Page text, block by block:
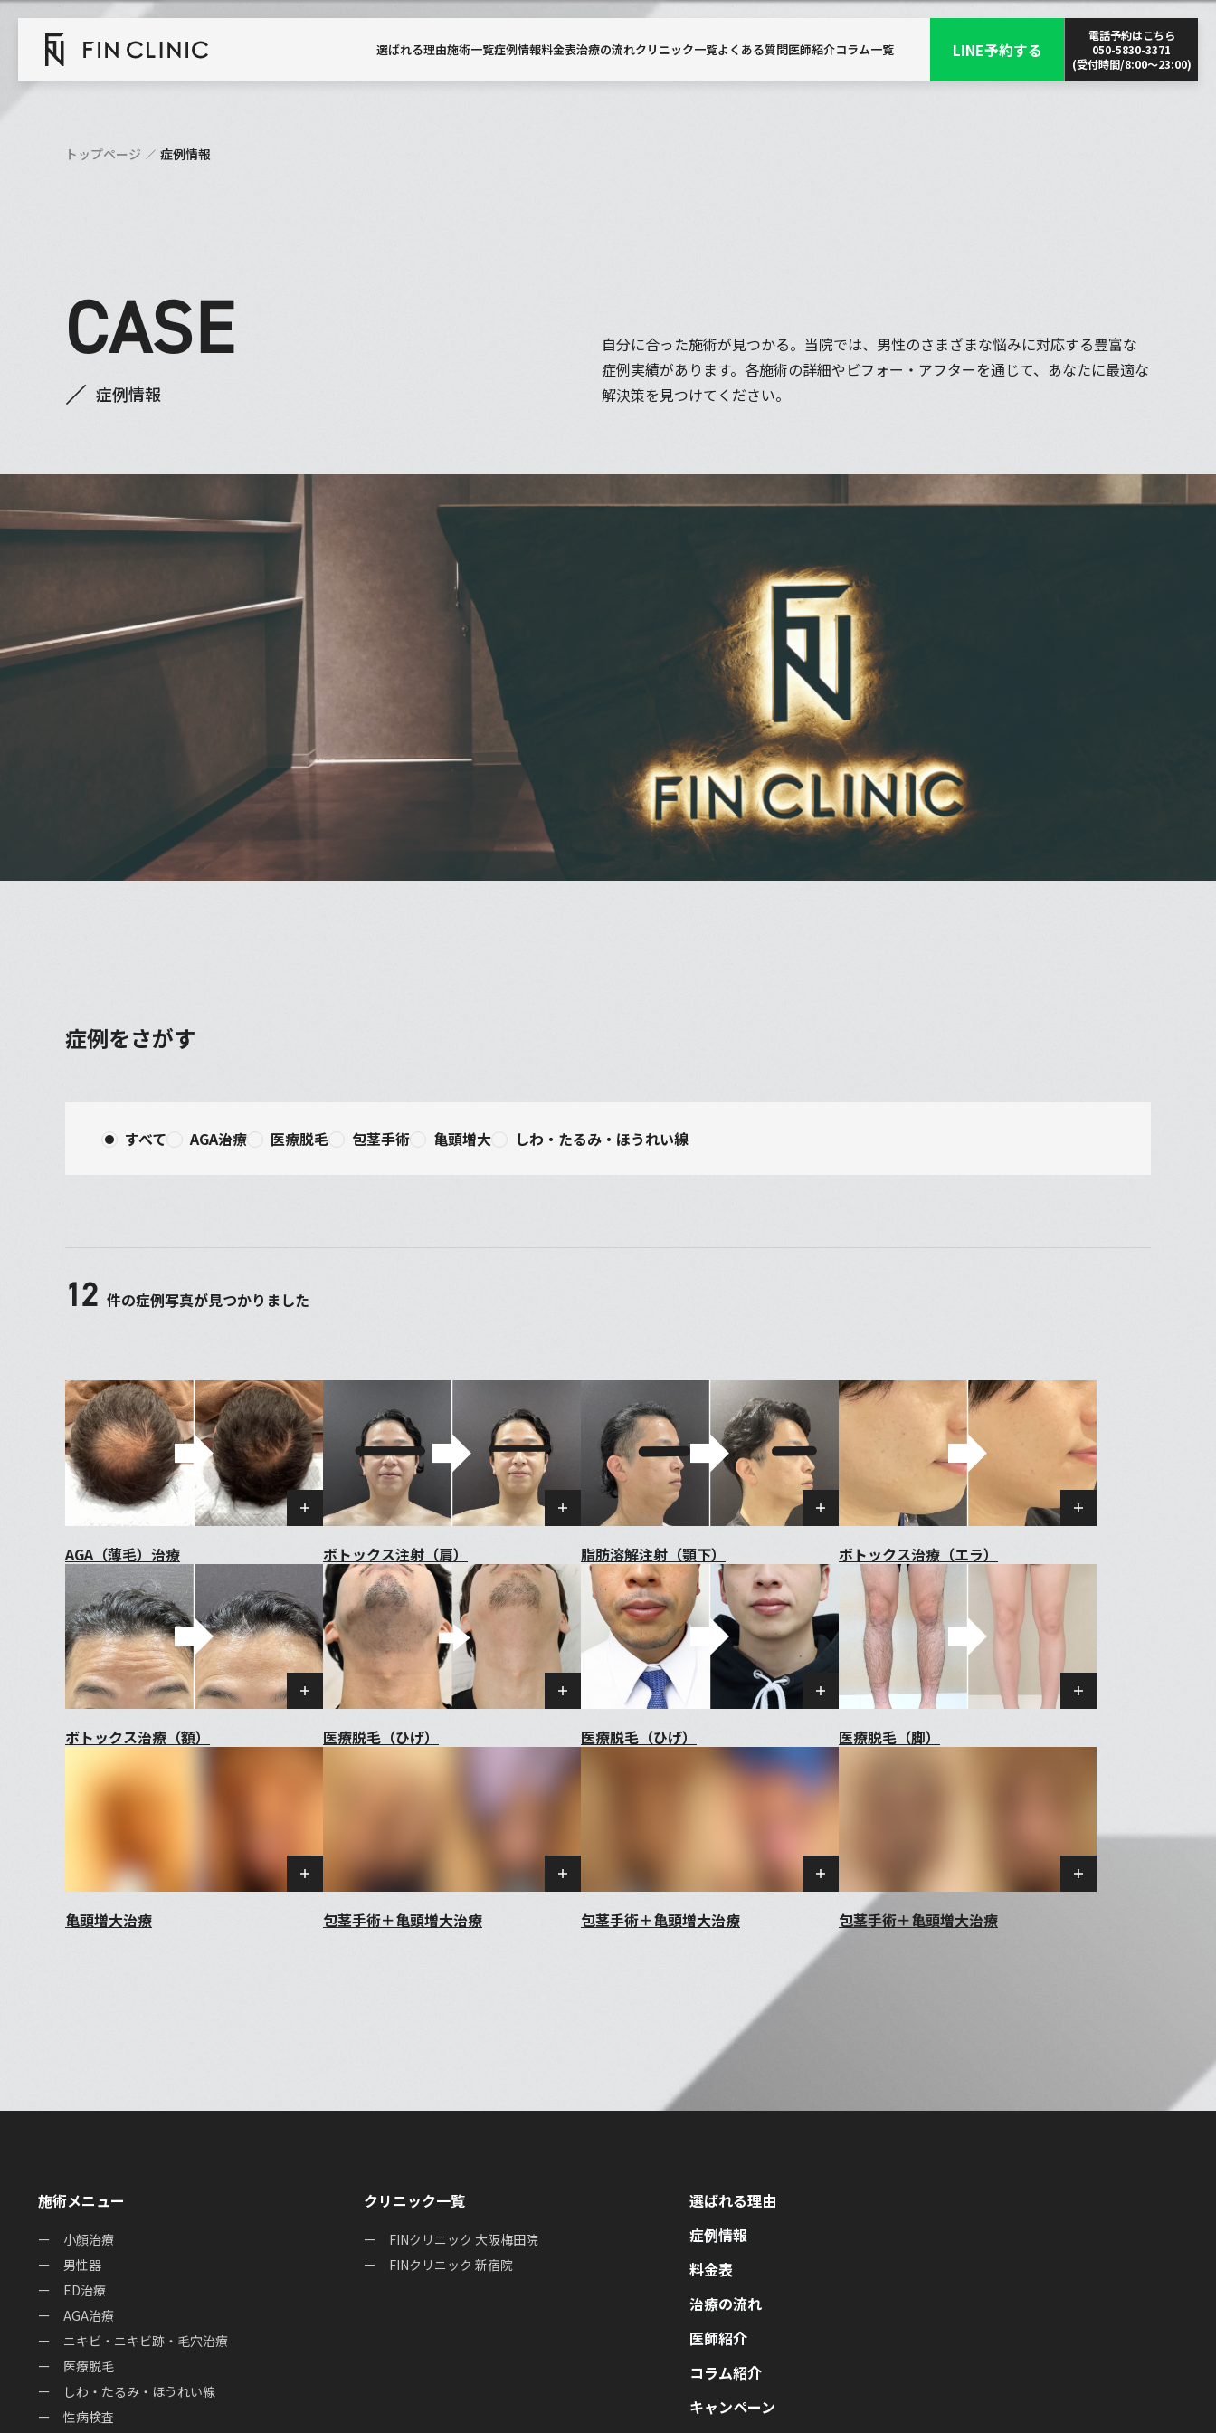
選ばれる理由施術一覧症例情報料金表治療の流れクリニック一覧よくある質問医師紹介コラム一覧 LINE予約する
電話予約はこちら
050-5830-3371
(受付時間/8:00〜23:00)
トップページ 症例情報
CASE
症例情報
自分に合った施術が見つかる。当院では、男性のさまざまな悩みに対応する豊富な
症例実績があります。各施術の詳細やビフォー・アフターを通じて、あなたに最適な
解決策を見つけてください。
症例をさがす
すべて AGA治療 医療脱毛 包茎手術 亀頭増大 しわ・たるみ・ほうれい線
12 件の症例写真が見つかりました
AGA（薄毛）治療 ボトックス注射（肩） 脂肪溶解注射（顎下） ボトックス治療（エラ）
ボトックス治療（額） 医療脱毛（ひげ） 医療脱毛（ひげ） 医療脱毛（脚）
亀頭増大治療 包茎手術＋亀頭増大治療 包茎手術＋亀頭増大治療 包茎手術＋亀頭増大治療
施術メニュー
小顔治療
男性器
ED治療
AGA治療
ニキビ・ニキビ跡・毛穴治療
医療脱毛
しわ・たるみ・ほうれい線
性病検査
クリニック一覧
FINクリニック 大阪梅田院
FINクリニック 新宿院
選ばれる理由
症例情報
料金表
治療の流れ
医師紹介
コラム紹介
キャンペーン